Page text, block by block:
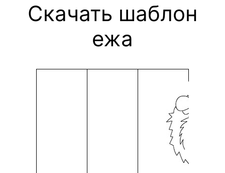
Скачать шаблон
ежа